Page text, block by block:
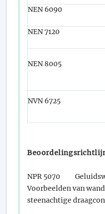
NEN 6090
NEN 7120
NEN 8005
NVN 6725
NPR 5070
Voorbeelden van
steenachtige